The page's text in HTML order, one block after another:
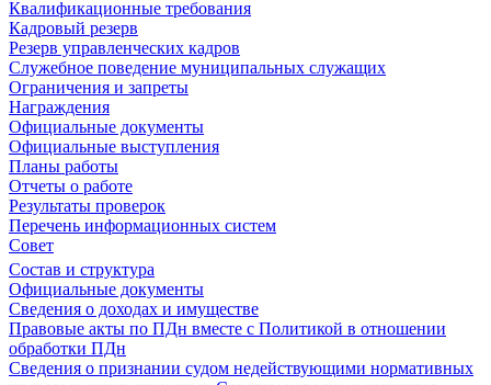
Квалификационные требования
Кадровый резерв
Резерв управленческих кадров
Служебное поведение муниципальных служащих
Ограничения и запреты
Награждения
Официальные документы
Официальные выступления
Планы работы
Отчеты о работе
Результаты проверок
Перечень информационных систем
Совет
Состав и структура
Официальные документы
Сведения о доходах и имуществе
Правовые акты по ПДн вместе с Политикой в отношении
обработки ПДн
Сведения о признании судом недействующими нормативных